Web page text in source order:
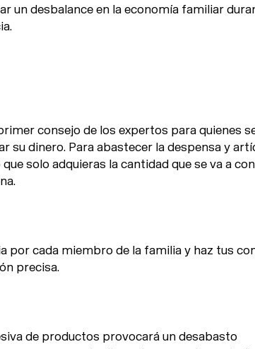
un desbalance en la economía familiar
consejo de los expertos para quienes
su dinero. Para abastecer la despensa y
solo adquieras la cantidad que se va a
por cada miembro de la familia y haz tus
precisa.
de productos provocará un desabasto